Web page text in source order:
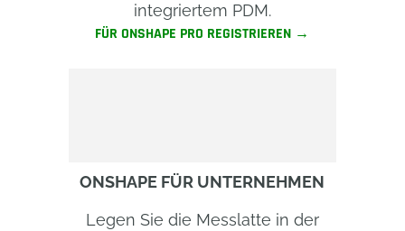
integriertem PDM.
FÜR ONSHAPE PRO REGISTRIEREN →
ONSHAPE FÜR UNTERNEHMEN
Legen Sie die Messlatte in der